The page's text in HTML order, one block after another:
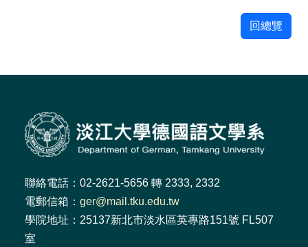
回總覽
聯絡電話：02-2621-5656 轉 2333, 2332
電郵信箱： ger@mail.tku.edu.tw
學院地址：25137新北市淡水區英專路151號 FL507
室